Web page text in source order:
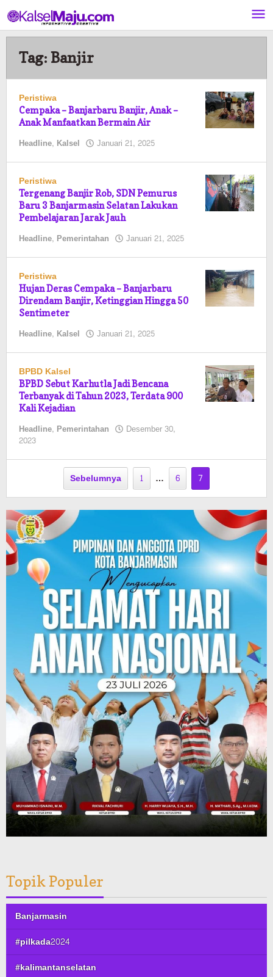
ke
konten
Tag: Banjir
Peristiwa
Cempaka – Banjarbaru Banjir, Anak –
Anak Manfaatkan Bermain Air
Headline, Kalsel Januari 21, 2025
Pimred
Peristiwa
Tergenang Banjir Rob, SDN Pemurus
Baru 3 Banjarmasin Selatan Lakukan
Pembelajaran Jarak Jauh
Headline, Pemerintahan Januari 21, 2025
Pimred
Peristiwa
Hujan Deras Cempaka – Banjarbaru
Direndam Banjir, Ketinggian Hingga 50
Sentimeter
Headline, Kalsel Januari 21, 2025
Pimred
BPBD Kalsel
BPBD Sebut Karhutla Jadi Bencana
Terbanyak di Tahun 2023, Terdata 900
Kali Kejadian
Headline, Pemerintahan Desember 30,
2023
Pimred
Sebelumnya 1 … 6 7
Topik Populer
Banjarmasin
#pilkada2024
#kalimantanselatan